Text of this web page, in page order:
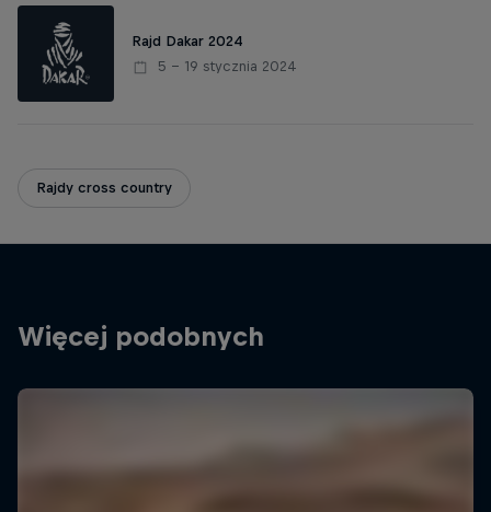
Rajd Dakar 2024
5 – 19 stycznia 2024
Rajdy cross country
Więcej podobnych